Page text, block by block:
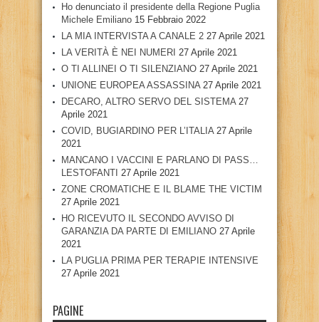
Ho denunciato il presidente della Regione Puglia
Michele Emiliano 15 Febbraio 2022
LA MIA INTERVISTA A CANALE 2 27 Aprile 2021
LA VERITÀ È NEI NUMERI 27 Aprile 2021
O TI ALLINEI O TI SILENZIANO 27 Aprile 2021
UNIONE EUROPEA ASSASSINA 27 Aprile 2021
DECARO, ALTRO SERVO DEL SISTEMA 27
Aprile 2021
COVID, BUGIARDINO PER L’ITALIA 27 Aprile
2021
MANCANO I VACCINI E PARLANO DI PASS…
LESTOFANTI 27 Aprile 2021
ZONE CROMATICHE E IL BLAME THE VICTIM
27 Aprile 2021
HO RICEVUTO IL SECONDO AVVISO DI
GARANZIA DA PARTE DI EMILIANO 27 Aprile
2021
LA PUGLIA PRIMA PER TERAPIE INTENSIVE
27 Aprile 2021
PAGINE